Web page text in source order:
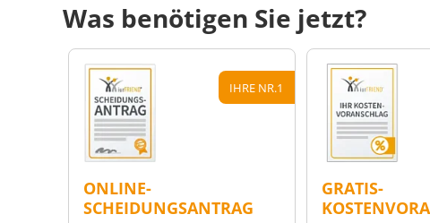
Was benötigen Sie jetzt?
IHRE NR.1
ONLINE-
SCHEIDUNGSANTRAG
GRATIS-